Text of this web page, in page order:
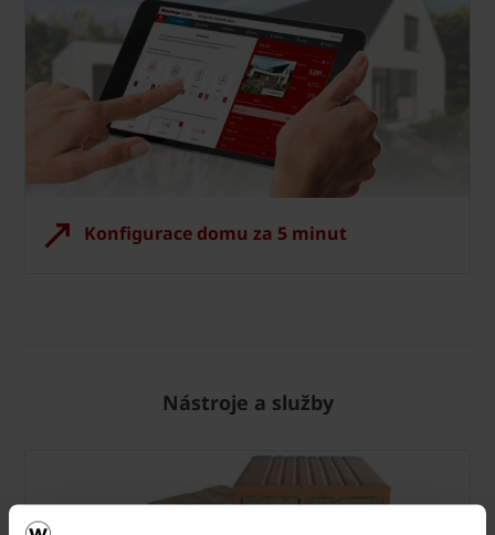
Konfigurace domu za 5 minut
Nástroje a služby